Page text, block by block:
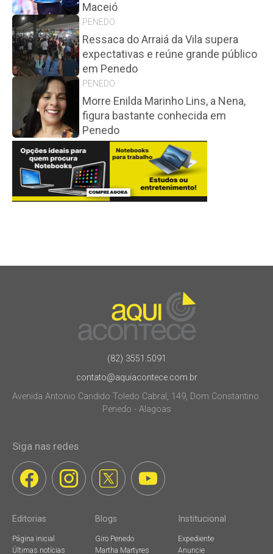
Maceió
PENEDO
Ressaca do Arraiá da Vila supera
expectativas e reúne grande público
em Penedo
PENEDO
Morre Enilda Marinho Lins, a Nena,
figura bastante conhecida em
Penedo
(82) 3551.5091
contato@aquiacontece.com.br
Avenida Antonio Candido Toledo Cabral, 149, Dom Constantino.
Penedo - Alagoas
Siga nas redes
Editorias
Página inicial
Últimas notícias
Blogs
Giro Penedo
Martha Martyres
Institucional
Expediente
Anuncie